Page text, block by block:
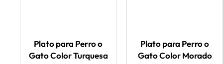
Plato para Perro o
Gato Color Turquesa
Plato para Perro o
Gato Color Morado